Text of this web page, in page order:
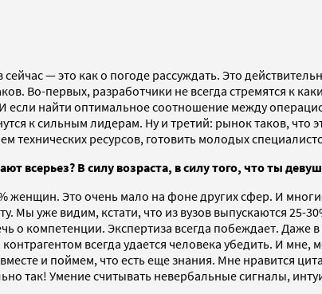
— это как о погоде рассуждать. Это
Во-первых, разработчики не всегда стремятся к
если найти оптимальное соотношение между
к сильным лидерам. Ну и третий: рынок таков, что
ресурсов, готовить молодых
всерьез? В силу возраста, в силу того, что ты
женщин. Это очень мало на фоне других сфер. И
Мы уже видим, кстати, что из вузов выпускаются 25-
компетенции. Экспертиза всегда побеждает. Даже в
всегда удается человека убедить. И
и поймем, что есть еще знания. Мне нравится
так! Умение считывать невербальные сигналы,